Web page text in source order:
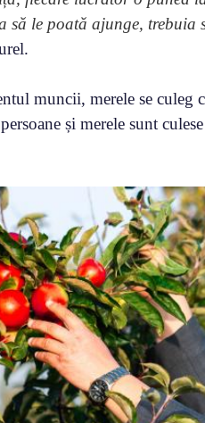
să le poată ajunge,
muncii, merele se culeg
și merele sunt